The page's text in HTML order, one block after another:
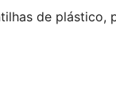
de plástico,